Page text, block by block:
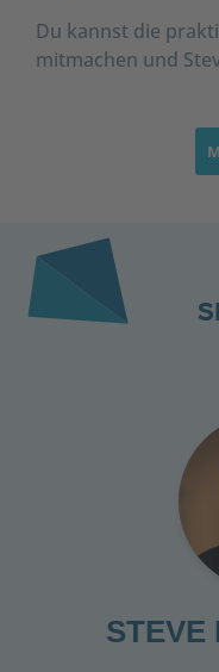
Du kannst die
mitmachen und
STEVE